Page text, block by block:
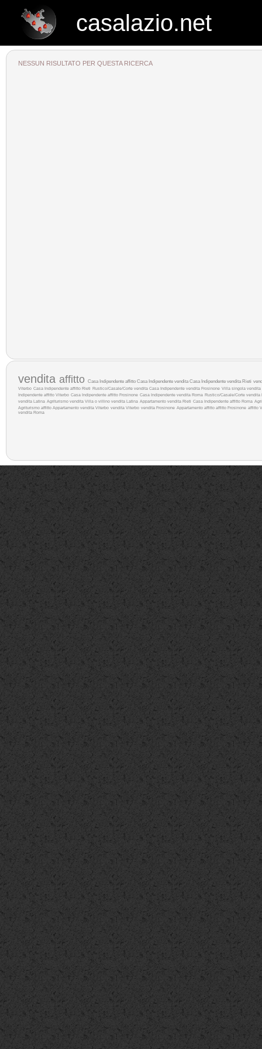
casalazio.net
NESSUN RISULTATO PER QUESTA RICERCA
vendita affitto Casa Indipendente affitto Casa Indipendente venditaCasa Indipendente vendita Rieti
Viterbo Casa Indipendente affitto Rieti Rustico/Casale/Corte vendita Casa Indipendente vendita Frosinone Villa singola vendita
Indipendente affitto Viterbo Casa Indipendente affitto Frosinone Casa Indipendente vendita Roma Rustico/Casale/Corte vendita
vendita Latina Agriturismo vendita Villa o villino vendita Latina Appartamento vendita Rieti Casa Indipendente affitto Roma
Agriturismo affitto Appartamento vendita Viterbo vendita Viterbo vendita Frosinone Appartamento affitto affitto Frosinone affitto
vendita Roma
casalazio.net